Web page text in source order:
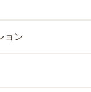
ョン